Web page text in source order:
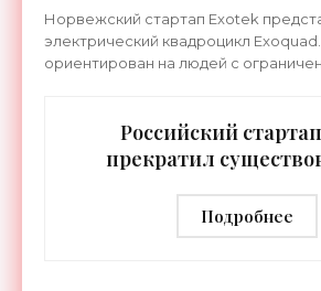
самостоятельно -
Норвежский стартап Exotek
электрический квадроцикл
ориентирован на людей с
Российский
прекратил
Подробнее